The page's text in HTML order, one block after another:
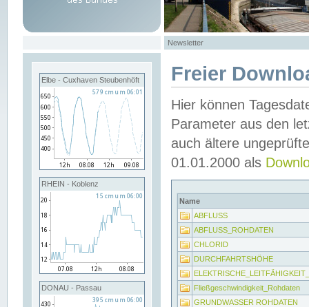
Newsletter
Elbe - Cuxhaven Steubenhöft
RHEIN - Koblenz
DONAU - Passau
Freier
Hier können
Parameter aus den
auch ältere
01.01.2000 als
Name
ABFLUSS
ABFLUSS_ROHDATEN
CHLORID
DURCHFAHRTSHÖHE
Fließgeschwindigkeit_Rohdaten
GRUNDWASSER ROHDATEN